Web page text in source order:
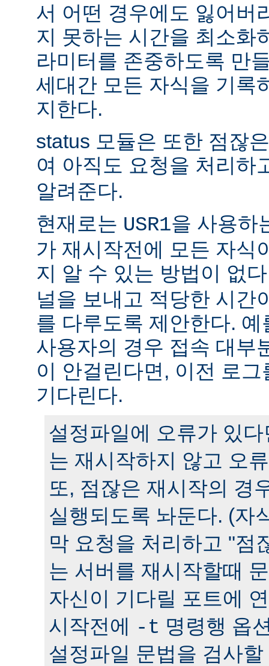
서 어떤 경우에도 잃어버
지 못하는 시간을 최소화
라미터를 존중하도록 만
세대간 모든 자식을 기록
지한다.
status 모듈은 또한 점잖
여 아직도 요청을 처리하
알려준다.
현재로는 USR1을 사용하
가 재시작전에 모든 자식
지 알 수 있는 방법이 없
널을 보내고 적당한 시간
를 다루도록 제안한다.
사용자의 경우 접속 대부
이 안걸린다면, 이전 로
기다린다.
설정파일에 오류가 있
는 재시작하지 않고 오
또, 점잖은 재시작의 경
실행되도록 놔둔다. (자
막 요청을 처리하고 "점
는 서버를 재시작할때
자신이 기다릴 포트에
시작전에
-t 명령행 옵
설정파일 문법을 검사